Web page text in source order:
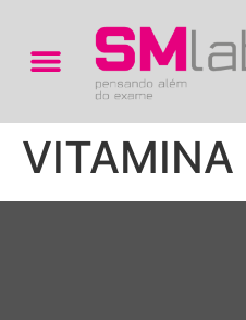
VITAMINA